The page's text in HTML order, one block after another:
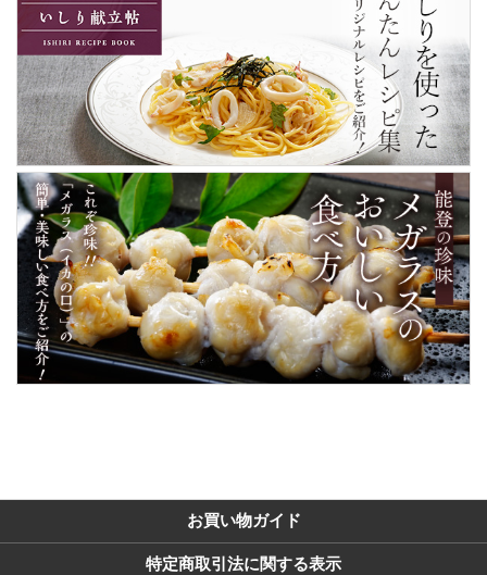
お買い物ガイド
特定商取引法に関する表示